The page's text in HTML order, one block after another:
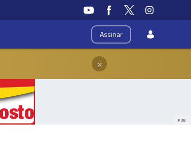
Assinar
×
PUB